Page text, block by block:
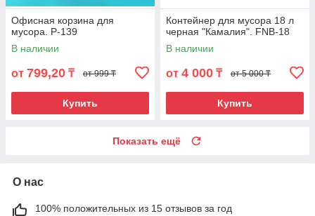
Офисная корзина для
мусора. P-139
В наличии
от 799,20 ₸ от 999 ₸
Купить
Контейнер для мусора 18 л
черная "Камалия". FNB-18
В наличии
от 4 000 ₸ от 5 000 ₸
Купить
Показать ещё
О нас
100% положительных из 15 отзывов за год